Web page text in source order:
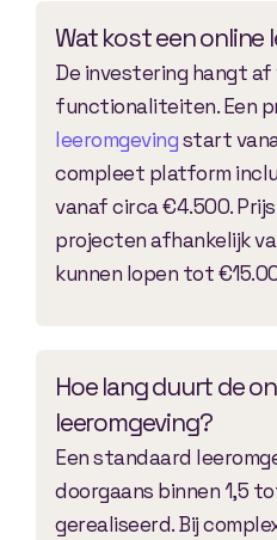
Wat kost een online
De investering hangt
functionaliteiten. Een
leeromgevingstart
compleet platform
vanaf circa €4.500.
projecten afhankelijk
kunnen lopen tot
Hoe lang duurt de
leeromgeving?
Een standaard
doorgaans binnen 1,5
gerealiseerd. Bij